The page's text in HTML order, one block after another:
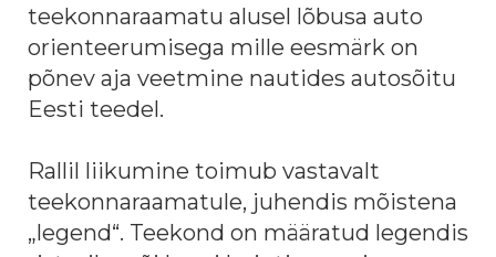
teekonnaraamatu alusel lõbusa auto
orienteerumisega mille eesmärk on
põnev aja veetmine nautides autosõitu
Eesti teedel.
Rallil liikumine toimub vastavalt
teekonnaraamatule, juhendis mõistena
„legend“. Teekond on määratud legendis